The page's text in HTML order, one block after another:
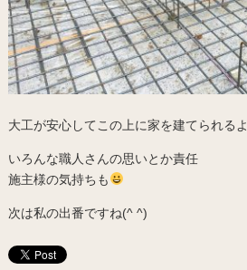
大工が安心してこの上に家を建てられる
いろんな職人さんの思いとか責任
施主様の気持ちも
次は私の出番ですね(^ ^)